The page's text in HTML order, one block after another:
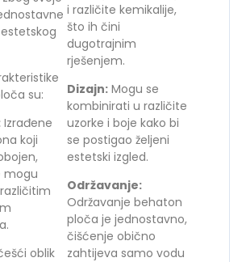
su:
Izrađene
koji
mogu
oblik
i različite kemikalije,
što ih čini
dugotrajnim
rješenjem.
Dizajn: Mogu se
kombinirati u različite
uzorke i boje kako bi
se postigao željeni
estetski izgled.
Održavanje:
Održavanje behaton
ploča je jednostavno,
čišćenje obično
zahtijeva samo vodu